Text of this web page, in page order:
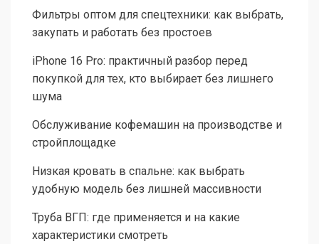
Фильтры оптом для спецтехники: как выбрать,
закупать и работать без простоев
iPhone 16 Pro: практичный разбор перед
покупкой для тех, кто выбирает без лишнего
шума
Обслуживание кофемашин на производстве и
стройплощадке
Низкая кровать в спальне: как выбрать
удобную модель без лишней массивности
Труба ВГП: где применяется и на какие
характеристики смотреть